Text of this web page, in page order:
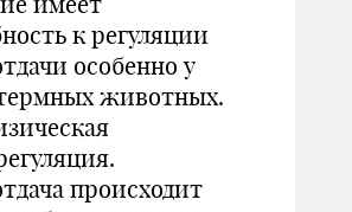
к регуляции
особенно у
животных.
происходит